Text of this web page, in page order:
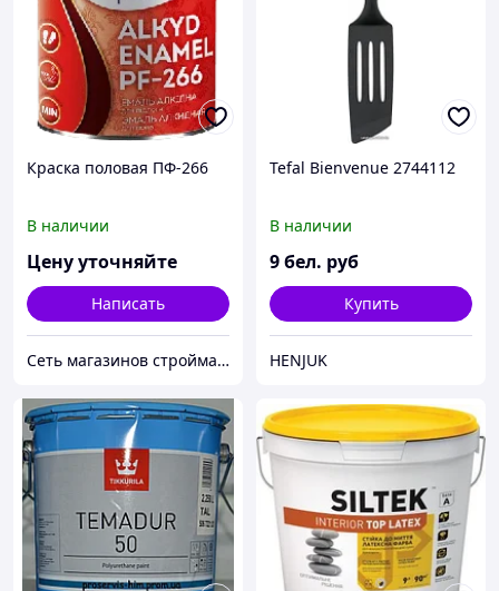
Краска половая ПФ-266
В наличии
Цену уточняйте
Написать
Сеть магазинов стройматериалов и сантехники ЛЮРСАН
Tefal Bienvenue 2744112
В наличии
9бел. руб
Купить
HENJUK